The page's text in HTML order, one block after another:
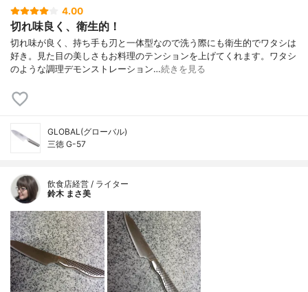
4.00
切れ味良く、衛生的！
切れ味が良く、持ち手も刃と一体型なので洗う際にも衛生的でワタシは
好き。見た目の美しさもお料理のテンションを上げてくれます。ワタシ
のような調理デモンストレーション…続きを見る
GLOBAL(グローバル)
三徳 G-57
飲食店経営 / ライター
鈴木 まさ美